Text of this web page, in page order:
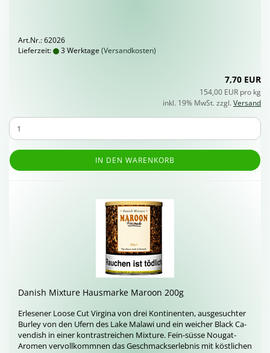
Art.Nr.: 62026
Lieferzeit:
3 Werktage (Versandkosten)
7,70 EUR
154,00 EUR pro kg
inkl. 19% MwSt. zzgl.Versand
IN DEN WARENKORB
Da­nish Mix­tu­re Haus­mar­ke Ma­roon 200g
Er­le­se­ner Loose Cut Vir­gi­na von drei Kon­ti­nen­ten, aus­ge­such­ter
Bur­ley von den Ufern des Lake Ma­la­wi und ein wei­cher Black Ca­
ven­dish in einer kon­trast­rei­chen Mix­tu­re. Fein-​süsse Nougat-​
Aromen ver­voll­komm­nen das Ge­schmacks­er­leb­nis mit köst­li­chen